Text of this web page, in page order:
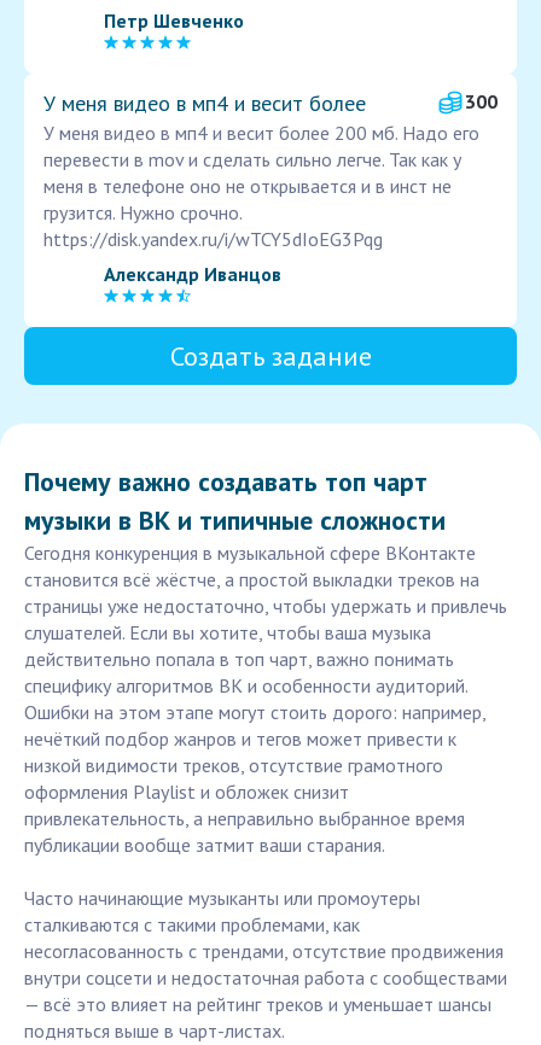
Петр Шевченко
У меня видео в мп4 и весит более
300
У меня видео в мп4 и весит более 200 мб. Надо его
перевести в mov и сделать сильно легче. Так как у
меня в телефоне оно не открывается и в инст не
грузится. Нужно срочно.
https://disk.yandex.ru/i/wTCY5dIoEG3Pqg
Александр Иванцов
Создать задание
Почему важно создавать топ чарт
музыки в ВК и типичные сложности
Сегодня конкуренция в музыкальной сфере ВКонтакте
становится всё жёстче, а простой выкладки треков на
страницы уже недостаточно, чтобы удержать и привлечь
слушателей. Если вы хотите, чтобы ваша музыка
действительно попала в топ чарт, важно понимать
специфику алгоритмов ВК и особенности аудиторий.
Ошибки на этом этапе могут стоить дорого: например,
нечёткий подбор жанров и тегов может привести к
низкой видимости треков, отсутствие грамотного
оформления Playlist и обложек снизит
привлекательность, а неправильно выбранное время
публикации вообще затмит ваши старания.
Часто начинающие музыканты или промоутеры
сталкиваются с такими проблемами, как
несогласованность с трендами, отсутствие продвижения
внутри соцсети и недостаточная работа с сообществами
— всё это влияет на рейтинг треков и уменьшает шансы
подняться выше в чарт-листах.